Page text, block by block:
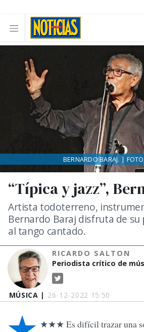
MÚSICA | 26-12-2022 15:50
“Típica y jazz”,
Artista todoterreno,
Bernardo Baraj disfruta de su
al tango cantado.
RICARDO SALTON
Periodista crítico de
BERNARDO BARAJ. |
★★★ Es difícil trazar una